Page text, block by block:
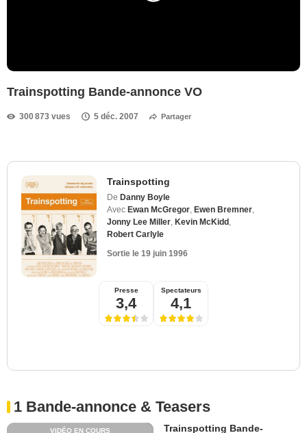
Trainspotting Bande-annonce VO
300 873 vues 5 déc. 2007 Partager
Trainspotting
De Danny Boyle
Avec Ewan McGregor Ewen Bremner
Jonny Lee Miller Kevin McKidd
Robert Carlyle
Sortie le 19 juin 1996
Presse
3,4
Spectateurs
4,1
1 Bande-annonce & Teasers
VIDÉO EN COURS
Trainspotting Bande-